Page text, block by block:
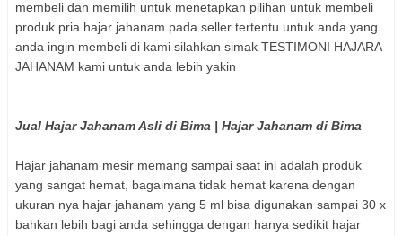
membeli dan memilih untuk menetapkan pilihan untuk membeli
produk pria hajar jahanam pada seller tertentu untuk anda yang
anda ingin membeli di kami silahkan simak TESTIMONI HAJARA
JAHANAM kami untuk anda lebih yakin
Jual Hajar Jahanam Asli di Bima | Hajar Jahanam di Bima
Hajar jahanam mesir memang sampai saat ini adalah produk
yang sangat hemat, bagaimana tidak hemat karena dengan
ukuran nya hajar jahanam yang 5 ml bisa digunakan sampai 30 x
bahkan lebih bagi anda sehingga dengan hanya sedikit hajar